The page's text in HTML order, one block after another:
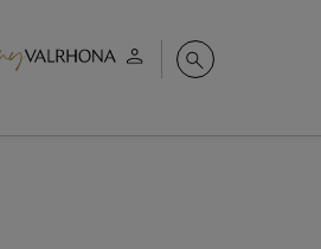
Mi cuenta Buscar